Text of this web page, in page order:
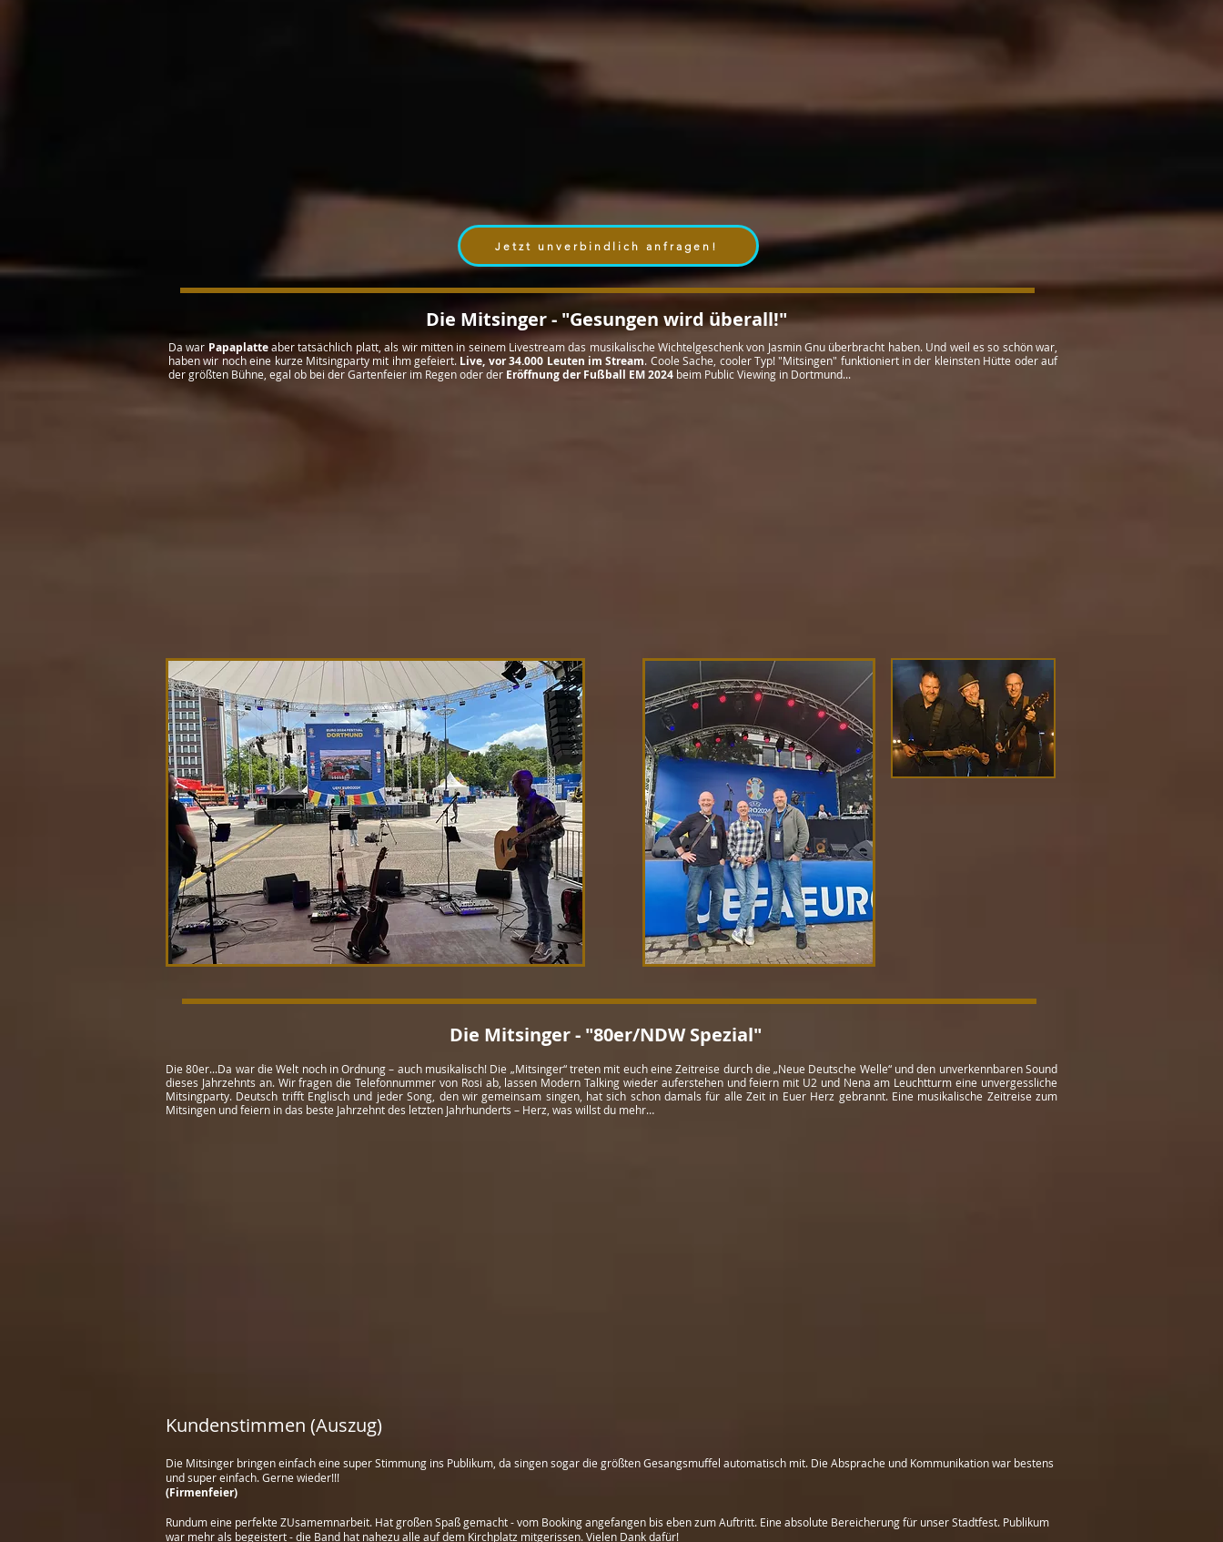
Jetzt unverbindlich anfragen!
Die Mitsinger - "Gesungen wird überall!"
Da war Papaplatteaber tatsächlich platt, als wir mitten in seinem Livestream das musikalische Wichtelgeschenk von Jasmin Gnu überbracht haben. Und weil es so schön war,
haben wir noch eine kurze Mitsingparty mit ihm gefeiert. Live, vor 34.000 Leuten im Stream. Coole Sache, cooler Typ! "Mitsingen" funktioniert in der kleinsten Hütte oder auf
der größten Bühne, egal ob bei der Gartenfeier im Regen oder der Eröffnung der Fußball EM 2024 beim Public Viewing in Dortmund...
Die Mitsinger - "80er/NDW Spezial"
Die 80er...Da war die Welt noch in Ordnung – auch musikalisch! Die „Mitsinger“ treten mit euch eine Zeitreise durch die „Neue Deutsche Welle“ und den unverkennbaren Sound
dieses Jahrzehnts an. Wir fragen die Telefonnummer von Rosi ab, lassen Modern Talking wieder auferstehen und feiern mit U2 und Nena am Leuchtturm eine unvergessliche
Mitsingparty. Deutsch trifft Englisch und jeder Song, den wir gemeinsam singen, hat sich schon damals für alle Zeit in Euer Herz gebrannt. Eine musikalische Zeitreise zum
Mitsingen und feiern in das beste Jahrzehnt des letzten Jahrhunderts – Herz, was willst du mehr…
Kundenstimmen (Auszug)
Die Mitsinger bringen einfach eine super Stimmung ins Publikum, da singen sogar die größten Gesangsmuffel automatisch mit. Die Absprache und Kommunikation war bestens
und super einfach. Gerne wieder!!!
(Firmenfeier)
Rundum eine perfekte ZUsamemnarbeit. Hat großen Spaß gemacht - vom Booking angefangen bis eben zum Auftritt. Eine absolute Bereicherung für unser Stadtfest. Publikum
war mehr als begeistert - die Band hat nahezu alle auf dem Kirchplatz mitgerissen. Vielen Dank dafür!